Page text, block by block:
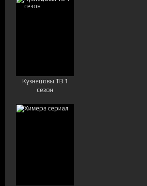
Кузнецовы ТВ 1
сезон